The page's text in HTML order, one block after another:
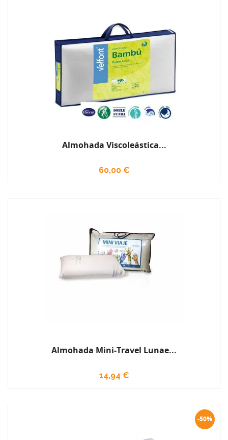
Almohada Viscoleástica...
60,00 €
Almohada Mini-Travel Lunae...
14,94 €
-50%